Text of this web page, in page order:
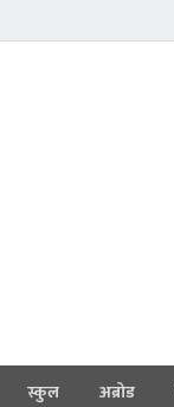
स्कुल अब्रोड